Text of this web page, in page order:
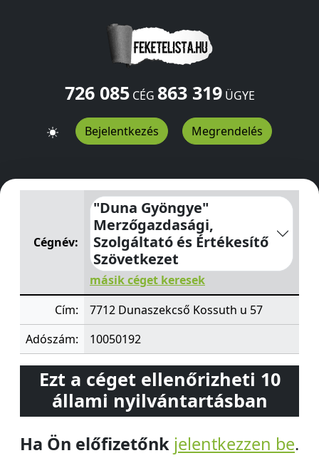
726 085CÉG 863 319ÜGYE
Bejelentkezés Megrendelés
"Duna Gyöngye" Merzőgazdasági, Szolgáltató és
Cégnév:
"Duna Gyöngye"
Merzőgazdasági,
Szolgáltató és Értékesítő
Szövetkezet
másik céget keresek
Cím:
7712 Dunaszekcső Kossuth u 57
Adószám:
10050192
Ezt a céget ellenőrizheti 10
állami nyilvántartásban
Ha Ön előfizetőnk jelentkezzen be.